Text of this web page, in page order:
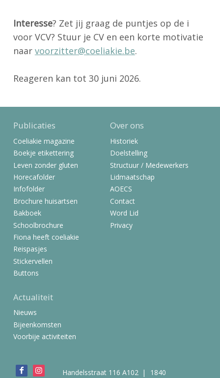
Interesse? Zet jij graag de puntjes op de i
voor VCV? Stuur je CV en een korte motivatie
naar voorzitter@coeliakie.be.
Reageren kan tot 30 juni 2026.
Publicaties
Coeliakie magazine
Boekje etikettering
Leven zonder gluten
Horecafolder
Infofolder
Brochure huisartsen
Bakboek
Schoolbrochure
Fiona heeft coeliakie
Reispasjes
Stickervellen
Buttons
Over ons
Historiek
Doelstelling
Structuur / Medewerkers
Lidmaatschap
AOECS
Contact
Word Lid
Privacy
Actualiteit
Nieuws
Bijeenkomsten
Voorbije activiteiten
Bezoek Handelsstraat 116 A102 1840